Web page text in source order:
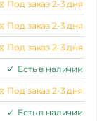
⧖ Под заказ 2-3 дня
⧖ Под заказ 2-3 дня
⧖ Под заказ 2-3 дня
✓ Есть в наличии
⧖ Под заказ 2-3 дня
✓ Есть в наличии